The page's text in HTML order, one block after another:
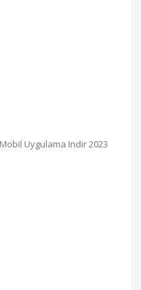
Uygulama Indir 2023